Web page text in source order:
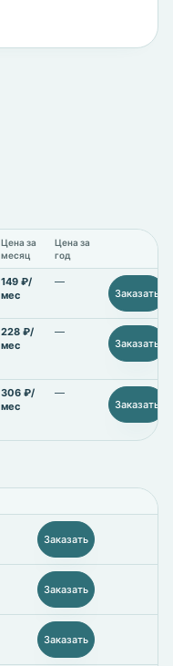
Цена за
месяц
Цена за
год
149 ₽/
мес
—
Заказать
228 ₽/
мес
—
Заказать
306 ₽/
мес
—
Заказать
Заказать
Заказать
Заказать